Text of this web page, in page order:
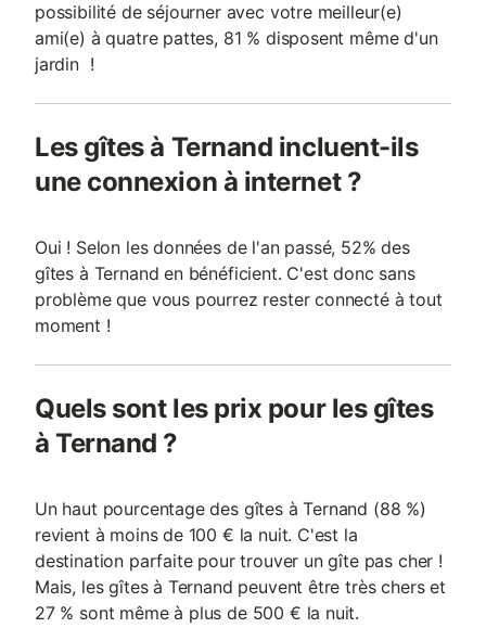
possibilité de séjourner avec votre meilleur(e)
ami(e) à quatre pattes, 81 % disposent même d'un
jardin !
Les gîtes à Ternand incluent-ils
une connexion à internet ?
Oui ! Selon les données de l'an passé, 52% des
gîtes à Ternand en bénéficient. C'est donc sans
problème que vous pourrez rester connecté à tout
moment !
Quels sont les prix pour les gîtes
à Ternand ?
Un haut pourcentage des gîtes à Ternand (88 %)
revient à moins de 100 € la nuit. C'est la
destination parfaite pour trouver un gîte pas cher !
Mais, les gîtes à Ternand peuvent être très chers et
27 % sont même à plus de 500 € la nuit.